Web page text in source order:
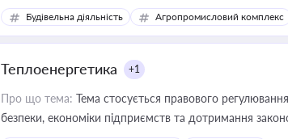
ресурсами
Будівельна діяльність Агропромисловий комплекс
Теплоенергетика +1
Про що тема: Тема стосується правового
безпеки, економіки підприємств та дотримання